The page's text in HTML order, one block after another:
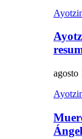
agosto